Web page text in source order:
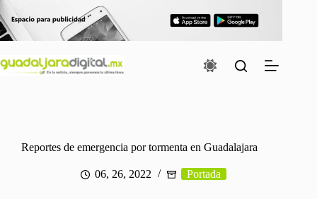
al
contenido
Reportes de emergencia por tormenta en Guadalajara
06, 26, 2022 Portada